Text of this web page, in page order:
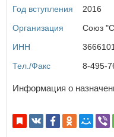
Калужская область
Карачаево-
Кемеровская область
Костромская область
Красноярский край
Курская область
Л
Год вступления
2016
Организация
Союз
ИНН
Тел./Факс
8-495-
Информация о
Не запоминать меня
Если вы АУ, то